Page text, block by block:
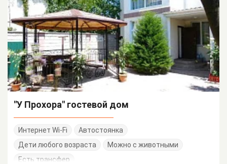
"У Прохора" гостевой дом
Интернет Wi-Fi
Автостоянка
Дети любого возраста
Можно с животными
Есть трансфер